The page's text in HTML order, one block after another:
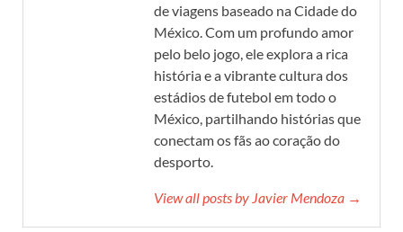
de viagens baseado na Cidade do
México. Com um profundo amor
pelo belo jogo, ele explora a rica
história e a vibrante cultura dos
estádios de futebol em todo o
México, partilhando histórias que
conectam os fãs ao coração do
desporto.
View all posts by Javier Mendoza →